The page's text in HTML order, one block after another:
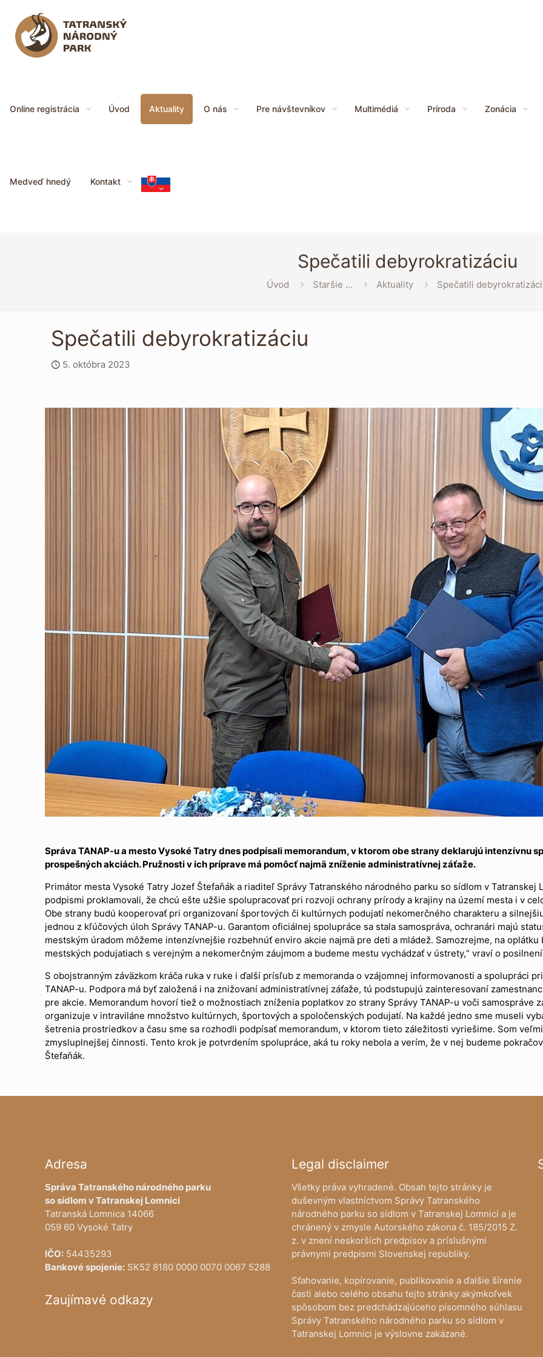
Online registrácia Úvod Aktuality O nás Pre návštevníkov Multimédiá Príroda Zonácia
Medveď hnedý Kontakt
Spečatili debyrokratizáciu
Úvod Staršie … Aktuality Spečatili
Spečatili debyrokratizáciu
5. októbra 2023
Správa TANAP-u a mesto Vysoké Tatry dnes podpísali memorandum, v ktorom obe strany deklarujú intenzívnu
prospešných akciách. Pružnosti v ich príprave má pomôcť najmä zníženie administratívnej záťaže.
Primátor mesta Vysoké Tatry Jozef Štefaňák a riaditeľ Správy Tatranského národného parku so sídlom v
podpismi proklamovali, že chcú ešte užšie spolupracovať pri rozvoji ochrany prírody a krajiny na území mesta i v
Obe strany budú kooperovať pri organizovaní športových či kultúrnych podujatí nekomerčného charakteru a
jednou z kľúčových úloh Správy TANAP-u. Garantom oficiálnej spolupráce sa stala samospráva, ochranári majú
mestským úradom môžeme intenzívnejšie rozbehnúť enviro akcie najmä pre deti a mládež. Samozrejme, na
mestských podujatiach s verejným a nekomerčným záujmom a budeme mestu vychádzať v ústrety,“ vraví o
S obojstranným záväzkom kráča ruka v ruke i ďalší prísľub z memoranda o vzájomnej informovanosti a spolupráci
TANAP-u. Podpora má byť založená i na znižovaní administratívnej záťaže, tú podstupujú zainteresovaní
pre akcie. Memorandum hovorí tiež o možnostiach zníženia poplatkov zo strany Správy TANAP-u voči samospráve
organizuje v intraviláne množstvo kultúrnych, športových a spoločenských podujatí. Na každé jedno sme museli
šetrenia prostriedkov a času sme sa rozhodli podpísať memorandum, v ktorom tieto záležitosti vyriešime. Som
zmysluplnejšej činnosti. Tento krok je potvrdením spolupráce, aká tu roky nebola a verím, že v nej budeme
Štefaňák.
Adresa
Správa Tatranského národného parku
so sídlom v Tatranskej Lomnici
Tatranská Lomnica 14066
059 60 Vysoké Tatry
IČO: 54435293
Bankové spojenie: SK52 8180 0000 0070 0067 5288
Zaujímavé odkazy
Legal disclaimer
Všetky práva vyhradené. Obsah tejto stránky je
duševným vlastníctvom Správy Tatranského
národného parku so sídlom v Tatranskej Lomnici a je
chránený v zmysle Autorského zákona č. 185/2015 Z.
z. v znení neskorších predpisov a príslušnými
právnymi predpismi Slovenskej republiky.
Sťahovanie, kopírovanie, publikovanie a ďalšie šírenie
časti alebo celého obsahu tejto stránky akýmkoľvek
spôsobom bez predchádzajúceho písomného súhlasu
Správy Tatranského národného parku so sídlom v
Tatranskej Lomnici je výslovne zakázané.